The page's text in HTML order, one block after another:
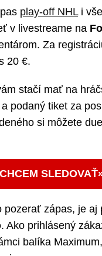
play-off NHLi
v livestreame na
Za
20 €.
stačí mať na
podaný tiket za
si môžete
CHCEM SLEDOVAŤ
pozerať zápas, je aj
. Ako prihlásený
balíka